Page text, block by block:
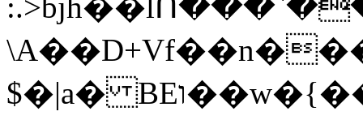
$�|a� BEו��w�{���;���q�X��d%�������W� hU�(�1�Ū}9�S�F<��i�L3�;�